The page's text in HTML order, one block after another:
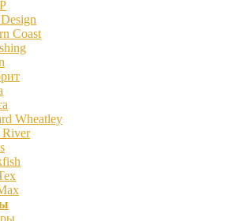
Coast
Wheatley
River